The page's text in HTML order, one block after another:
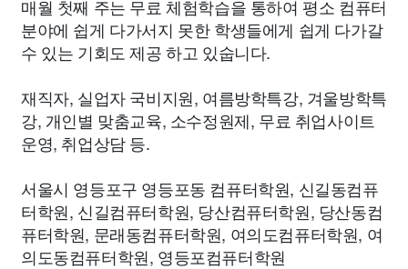
매월 첫째 주는 무료 체험학습을 통하여 평소 컴퓨터
분야에 쉽게 다가서지 못한 학생들에게 쉽게 다가갈
수 있는 기회도 제공 하고 있숩니다.
재직자, 실업자 국비지원, 여름방학특강, 겨울방학특
강, 개인별 맞춤교육, 소수정원제, 무료 취업사이트
운영, 취업상담 등.
서울시 영등포구 영등포동 컴퓨터학원, 신길동컴퓨
터학원, 신길컴퓨터학원, 당산컴퓨터학원, 당산동컴
퓨터학원, 문래동컴퓨터학원, 여의도컴퓨터학원, 여
의도동컴퓨터학원, 영등포컴퓨터학원